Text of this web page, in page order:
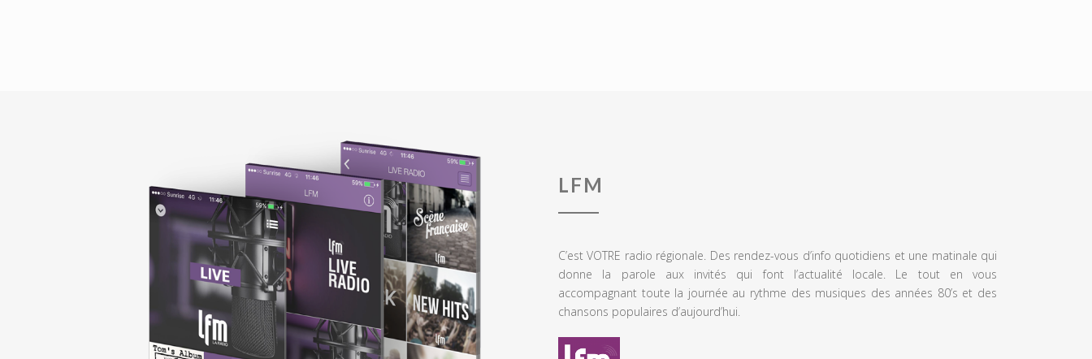
LFM
C’est VOTRE radio régionale. Des rendez-vous d’info quotidiens et une matinale qui
donne la parole aux invités qui font l’actualité locale. Le tout en vous
accompagnant toute la journée au rythme des musiques des années 80’s et des
chansons populaires d’aujourd’hui.